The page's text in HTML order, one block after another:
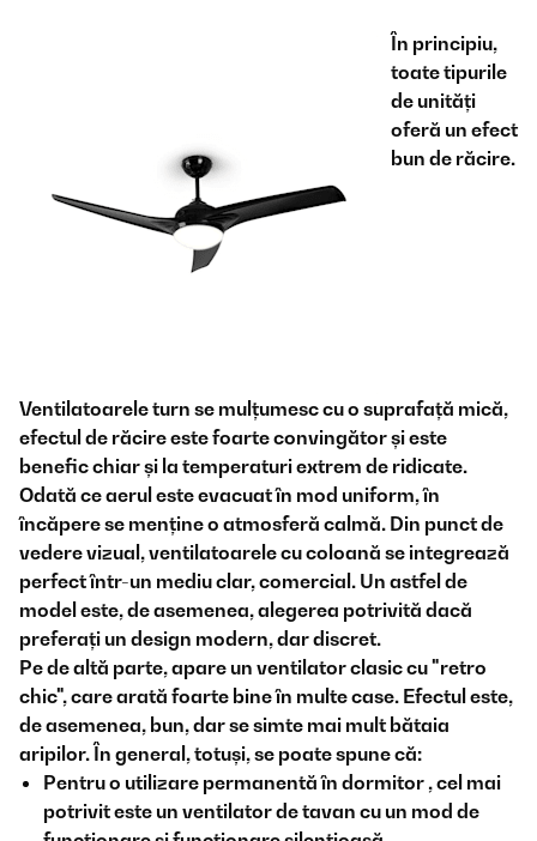
În principiu,
toate tipurile
de unități
oferă un efect
bun de răcire.
Ventilatoarele turn se mulțumesc cu o suprafață mică,
efectul de răcire este foarte convingător și este
benefic chiar și la temperaturi extrem de ridicate.
Odată ce aerul este evacuat în mod uniform, în
încăpere se menține o atmosferă calmă. Din punct de
vedere vizual, ventilatoarele cu coloană se integrează
perfect într-un mediu clar, comercial. Un astfel de
model este, de asemenea, alegerea potrivită dacă
preferați un design modern, dar discret.
Pe de altă parte, apare un ventilator clasic cu "retro
chic", care arată foarte bine în multe case. Efectul este,
de asemenea, bun, dar se simte mai mult bătaia
aripilor. În general, totuși, se poate spune că:
Pentru o utilizare permanentă în dormitor , cel mai
potrivit este un ventilator de tavan cu un mod de